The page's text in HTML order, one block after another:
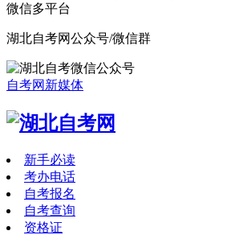
微信多平台
湖北自考网公众号/微信群
自考网新媒体
新手必读
考办电话
自考报名
自考查询
资格证